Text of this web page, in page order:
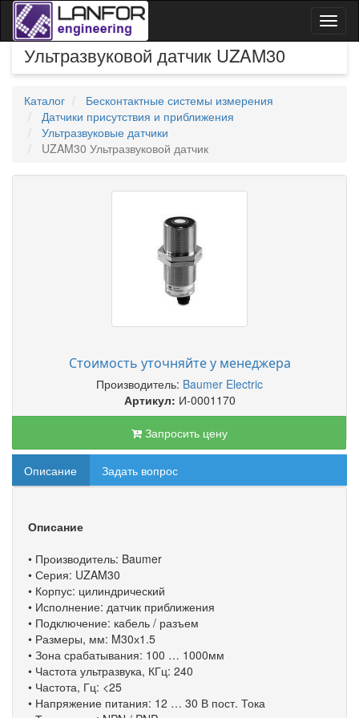
Ультразвуковой датчик UZAM30
Каталог
Бесконтактные системы измерения
Датчики присутствия и приближения
Ультразвуковые датчики
UZAM30 Ультразвуковой датчик
Стоимость уточняйте у менеджера
Производитель: Baumer Electric
Артикул: И-0001170
Запросить цену
Описание Задать вопрос
Описание
• Производитель: Baumer
• Серия: UZAM30
• Корпус: цилиндрический
• Исполнение: датчик приближения
• Подключение: кабель / разъем
• Размеры, мм: M30х1.5
• Зона срабатывания: 100 … 1000мм
• Частота ультразвука, КГц: 240
• Частота, Гц: <25
• Напряжение питания: 12 … 30 В пост. Тока